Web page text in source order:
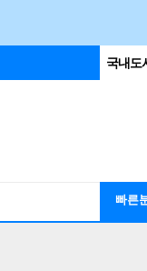
국내도
빠른